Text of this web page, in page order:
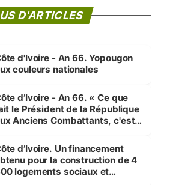
D'ARTICLES
d'Ivoire - An 66. Yopougon
couleurs nationales
d’Ivoire - An 66. « Ce que
le Président de la République
Anciens Combattants, c'est
d’Ivoire. Un financement
pour la construction de 4
logements sociaux et